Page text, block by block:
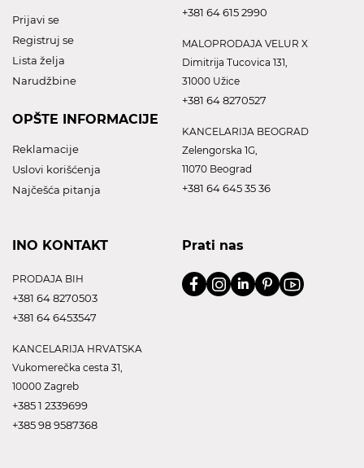
Prijavi se
Registruj se
Lista želja
Narudžbine
OPŠTE INFORMACIJE
Reklamacije
Uslovi korišćenja
Najčešća pitanja
+381 64 615 2990
MALOPRODAJA VELUR X
Dimitrija Tucovica 131,
31000 Užice
+381 64 8270527
KANCELARIJA BEOGRAD
Zelengorska 1G,
11070 Beograd
+381 64 645 35 36
INO KONTAKT
PRODAJA BIH
+381 64 8270503
+381 64 6453547
KANCELARIJA HRVATSKA
Vukomerečka cesta 31,
10000 Zagreb
+385 1 2339699
+385 98 9587368
Prati nas